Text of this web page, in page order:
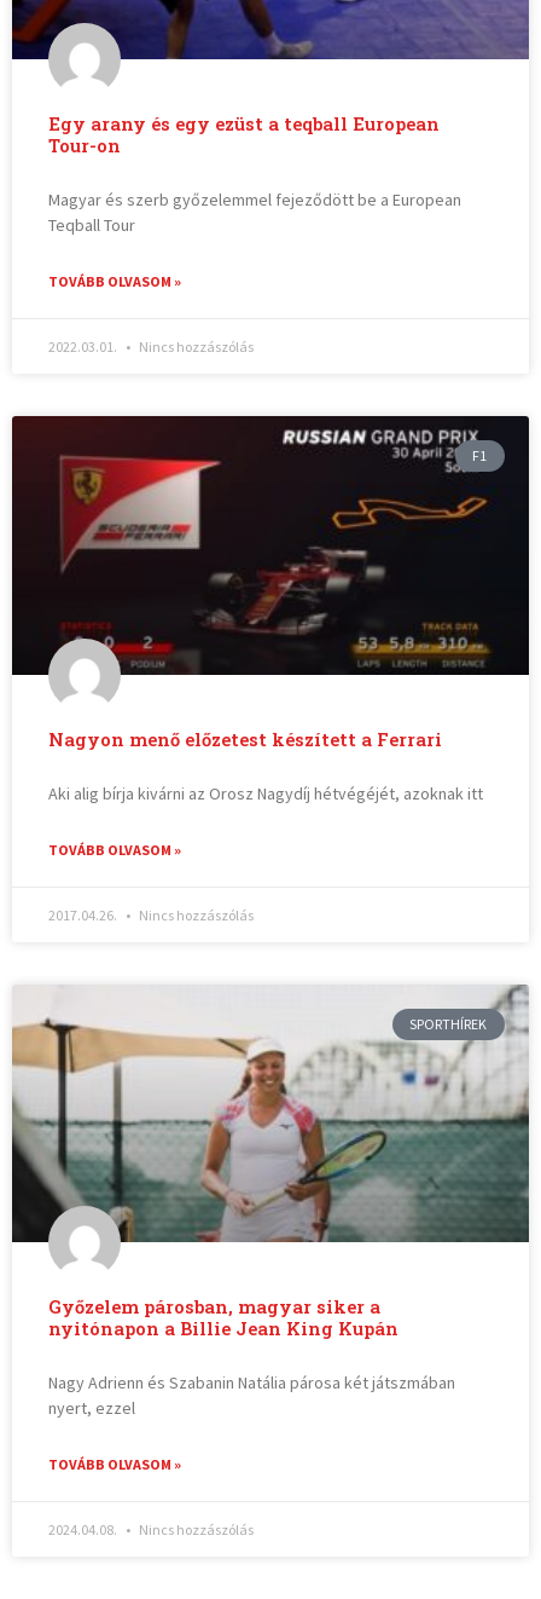
Egy arany és egy ezüst a teqball European
Tour-on
Magyar és szerb győzelemmel fejeződött be a European
Teqball Tour
TOVÁBB OLVASOM »
2022.03.01. Nincs hozzászólás
F1
Nagyon menő előzetest készített a Ferrari
Aki alig bírja kivárni az Orosz Nagydíj hétvégéjét, azoknak itt
TOVÁBB OLVASOM »
2017.04.26. Nincs hozzászólás
SPORTHÍREK
Győzelem párosban, magyar siker a
nyitónapon a Billie Jean King Kupán
Nagy Adrienn és Szabanin Natália párosa két játszmában
nyert, ezzel
TOVÁBB OLVASOM »
2024.04.08. Nincs hozzászólás